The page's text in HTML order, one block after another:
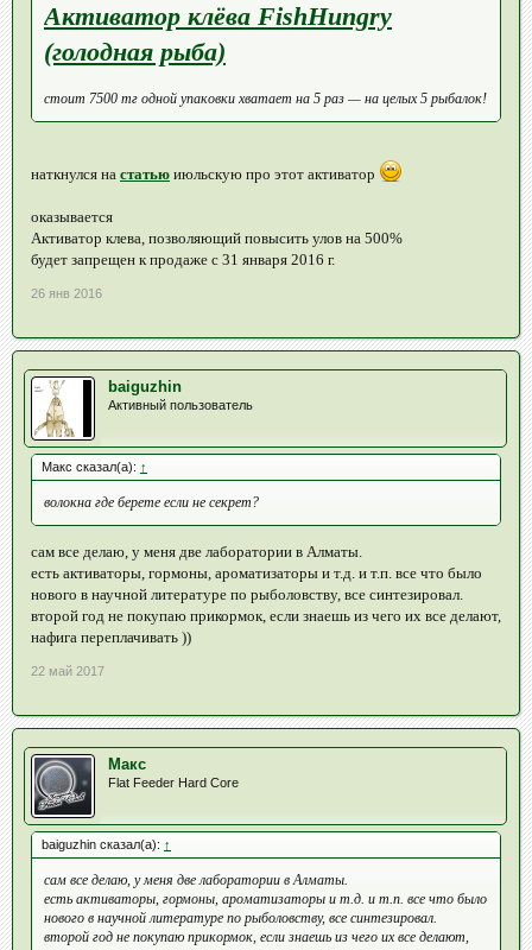
Активатор клёва FishHungry
(голодная рыба)
стоит 7500 тг одной упаковки хватает на 5 раз — на целых 5 рыбалок!
наткнулся на статью июльскую про этот активатор
оказывается
Активатор клева, позволяющий повысить улов на 500%
будет запрещен к продаже с 31 января 2016 г.
26 янв 2016
baiguzhin
Активный пользователь
Макс сказал(а): ↑
волокна где берете если не секрет?
сам все делаю, у меня две лаборатории в Алматы.
есть активаторы, гормоны, ароматизаторы и т.д. и т.п. все что было
нового в научной литературе по рыболовству, все синтезировал.
второй год не покупаю прикормок, если знаешь из чего их все делают,
нафига переплачивать ))
22 май 2017
Макс
Flat Feeder Hard Core
baiguzhin сказал(а): ↑
сам все делаю, у меня две лаборатории в Алматы.
есть активаторы, гормоны, ароматизаторы и т.д. и т.п. все что было
нового в научной литературе по рыболовству, все синтезировал.
второй год не покупаю прикормок, если знаешь из чего их все делают,